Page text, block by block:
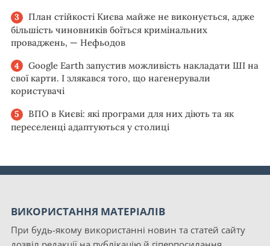
План стійкості Києва майже не виконується, адже
більшість чиновників боїться кримінальних
проваджень, — Нефьодов
Google Earth запустив можливість накладати ШІ на
свої карти. І злякався того, що нагенерували
користувачі
ВПО в Києві: які програми для них діють та як
переселенці адаптуються у столиці
ВИКОРИСТАННЯ МАТЕРІАЛІВ
При будь-якому використанні новин та статей сайту